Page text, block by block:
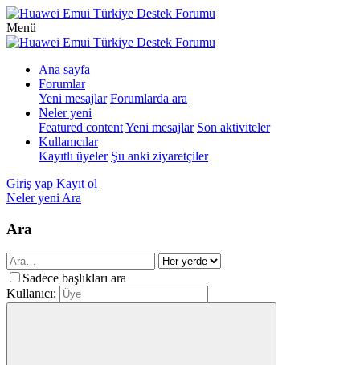
Menü
Ana sayfa
Forumlar
Yeni mesajlar Forumlarda ara
Neler yeni
Featured contentYeni mesajlar Son aktiviteler
Kullanıcılar
Kayıtlı üyeler Şu anki ziyaretçiler
Giriş yap Kayıt ol
Neler yeni Ara
Ara
Sadece başlıkları ara
Kullanıcı: